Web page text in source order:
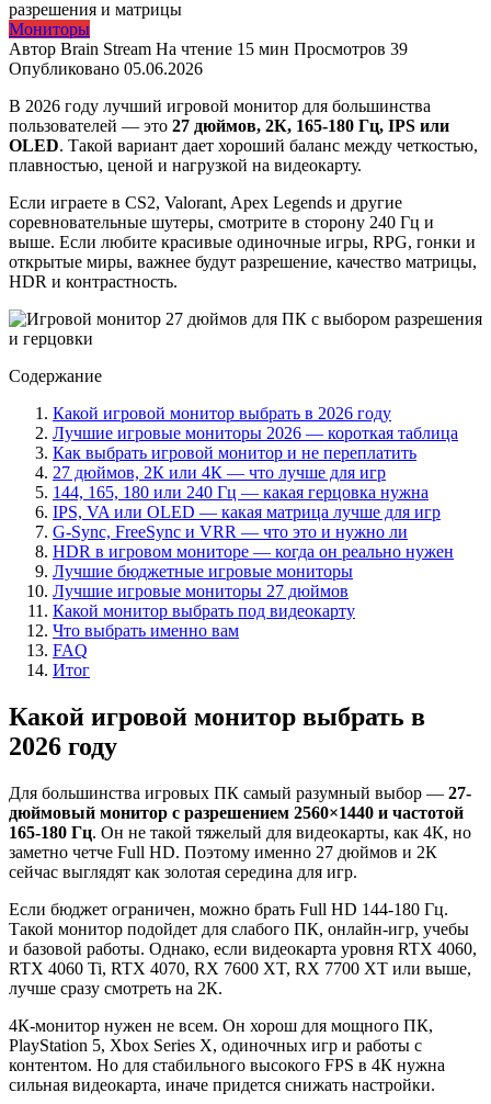
Мониторы
Автор Brain Stream На чтение 15 мин Просмотров 39
Опубликовано 05.06.2026
В 2026 году лучший игровой монитор для большинства
пользователей — это 27 дюймов, 2К, 165-180 Гц, IPS или
OLED. Такой вариант дает хороший баланс между четкостью,
плавностью, ценой и нагрузкой на видеокарту.
Если играете в CS2, Valorant, Apex Legends и другие
соревновательные шутеры, смотрите в сторону 240 Гц и
выше. Если любите красивые одиночные игры, RPG, гонки и
открытые миры, важнее будут разрешение, качество матрицы,
HDR и контрастность.
Содержание
Какой игровой монитор выбрать в 2026 году
Лучшие игровые мониторы 2026 — короткая таблица
Как выбрать игровой монитор и не переплатить
27 дюймов, 2К или 4К — что лучше для игр
144, 165, 180 или 240 Гц — какая герцовка нужна
IPS, VA или OLED — какая матрица лучше для игр
G-Sync, FreeSync и VRR — что это и нужно ли
HDR в игровом мониторе — когда он реально нужен
Лучшие бюджетные игровые мониторы
Лучшие игровые мониторы 27 дюймов
Какой монитор выбрать под видеокарту
Что выбрать именно вам
FAQ
Итог
Какой игровой монитор выбрать в
2026 году
Для большинства игровых ПК самый разумный выбор — 27-
дюймовый монитор с разрешением 2560×1440 и частотой
165-180 Гц. Он не такой тяжелый для видеокарты, как 4К, но
заметно четче Full HD. Поэтому именно 27 дюймов и 2К
сейчас выглядят как золотая середина для игр.
Если бюджет ограничен, можно брать Full HD 144-180 Гц.
Такой монитор подойдет для слабого ПК, онлайн-игр, учебы
и базовой работы. Однако, если видеокарта уровня RTX 4060,
RTX 4060 Ti, RTX 4070, RX 7600 XT, RX 7700 XT или выше,
лучше сразу смотреть на 2К.
4К-монитор нужен не всем. Он хорош для мощного ПК,
PlayStation 5, Xbox Series X, одиночных игр и работы с
контентом. Но для стабильного высокого FPS в 4К нужна
сильная видеокарта, иначе придется снижать настройки.